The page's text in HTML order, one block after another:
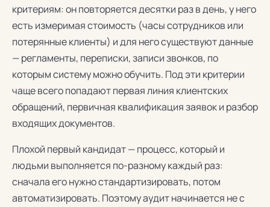
критериям: он повторяется десятки раз в день, у него
есть измеримая стоимость (часы сотрудников или
потерянные клиенты) и для него существуют данные
— регламенты, переписки, записи звонков, по
которым систему можно обучить. Под эти критерии
чаще всего попадают первая линия клиентских
обращений, первичная квалификация заявок и разбор
входящих документов.
Плохой первый кандидат — процесс, который и
людьми выполняется по-разному каждый раз:
сначала его нужно стандартизировать, потом
автоматизировать. Поэтому аудит начинается не с